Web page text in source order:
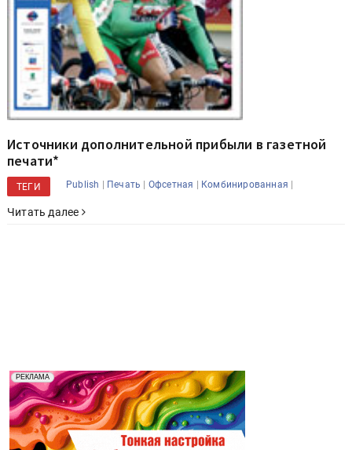
Источники дополнительной прибыли в газетной
печати*
ТЕГИ Publish | Печать | Офсетная | Комбинированная |
Читать далее
РЕКЛАМА
Реклама. Рекламодатель ООО "Передовые Системы
Печати" erid: 2SDnjd2d4Qz